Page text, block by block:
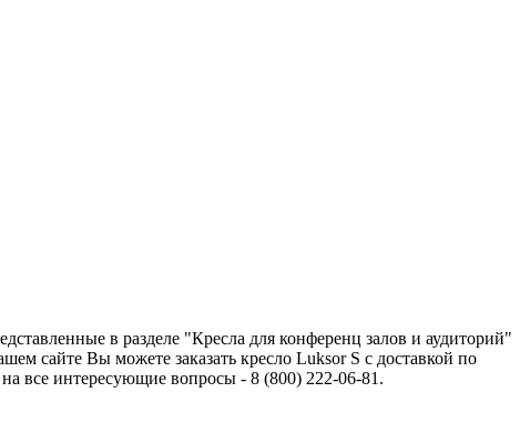
в разделе "Кресла для конференц залов и аудиторий"
сайте Вы можете заказать кресло Luksor S с доставкой по
все интересующие вопросы - 8 (800) 222-06-81.